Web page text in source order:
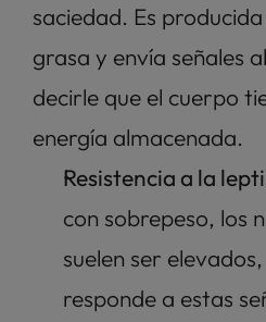
saciedad. Es
grasa y envía señales
decirle que el cuerpo
energía almacenada.
Resistencia a la
con sobrepeso, los
suelen ser
responde a estas